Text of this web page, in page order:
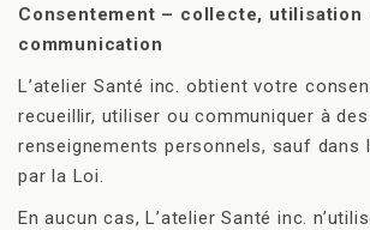
Consentement – collecte, utilisation
communication
L’atelier Santé inc. obtient votre
recueillir, utiliser ou communiquer à
renseignements personnels, sauf dans
par la Loi.
En aucun cas, L’atelier Santé inc.